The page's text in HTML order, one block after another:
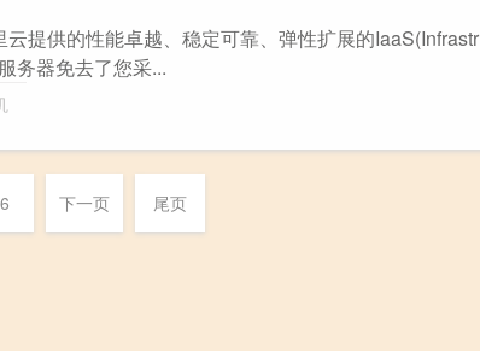
提供的性能卓越、稳定可靠、弹性扩展的IaaS(Infrastr
务器免去了您采...
6 下一页 尾页